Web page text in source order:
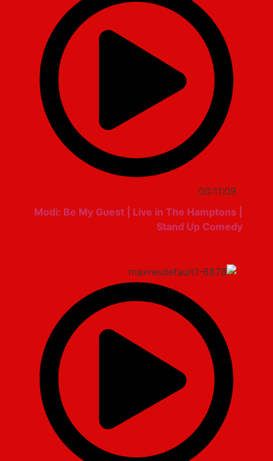
00:11:09
Modi: Be My Guest | Live in The Hamptons |
Stand Up Comedy